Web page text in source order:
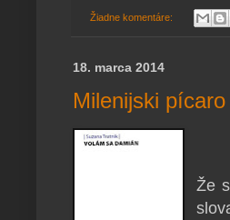
Žiadne komentáre:
18. marca 2014
Milenijski pícaro
Že